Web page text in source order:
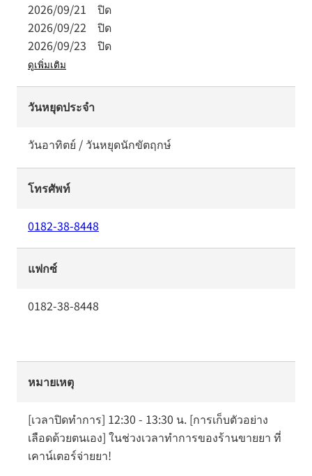
2026/09/21 ปิด
2026/09/22 ปิด
2026/09/23 ปิด
ดูเพิ่มเติม
วันหยุดประจำ
วันอาทิตย์ / วันหยุดนักขัตฤกษ์
โทรศัพท์
0182-38-8448
แฟกซ์
0182-38-8448
หมายเหตุ
[เวลาปิดทำการ] 12:30 - 13:30 น. [การเก็บตัวอย่าง
เลือดด้วยตนเอง] ในช่วงเวลาทำการของร้านขายยา ที่
เคาน์เตอร์จ่ายยา!